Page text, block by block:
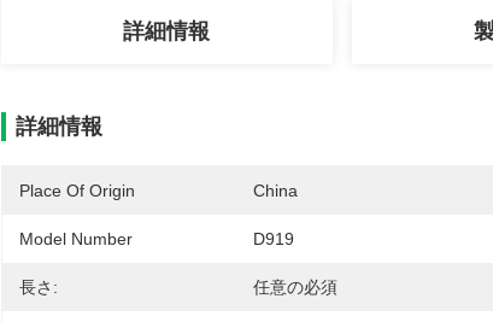
詳細情報
詳細情報
Place Of Origin China
Model Number D919
長さ: 任意の必須